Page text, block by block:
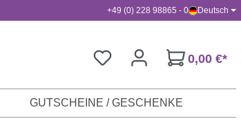
+49 (0) 228 98865 - 0 Deutsch
0,00 €*
GUTSCHEINE / GESCHENKE